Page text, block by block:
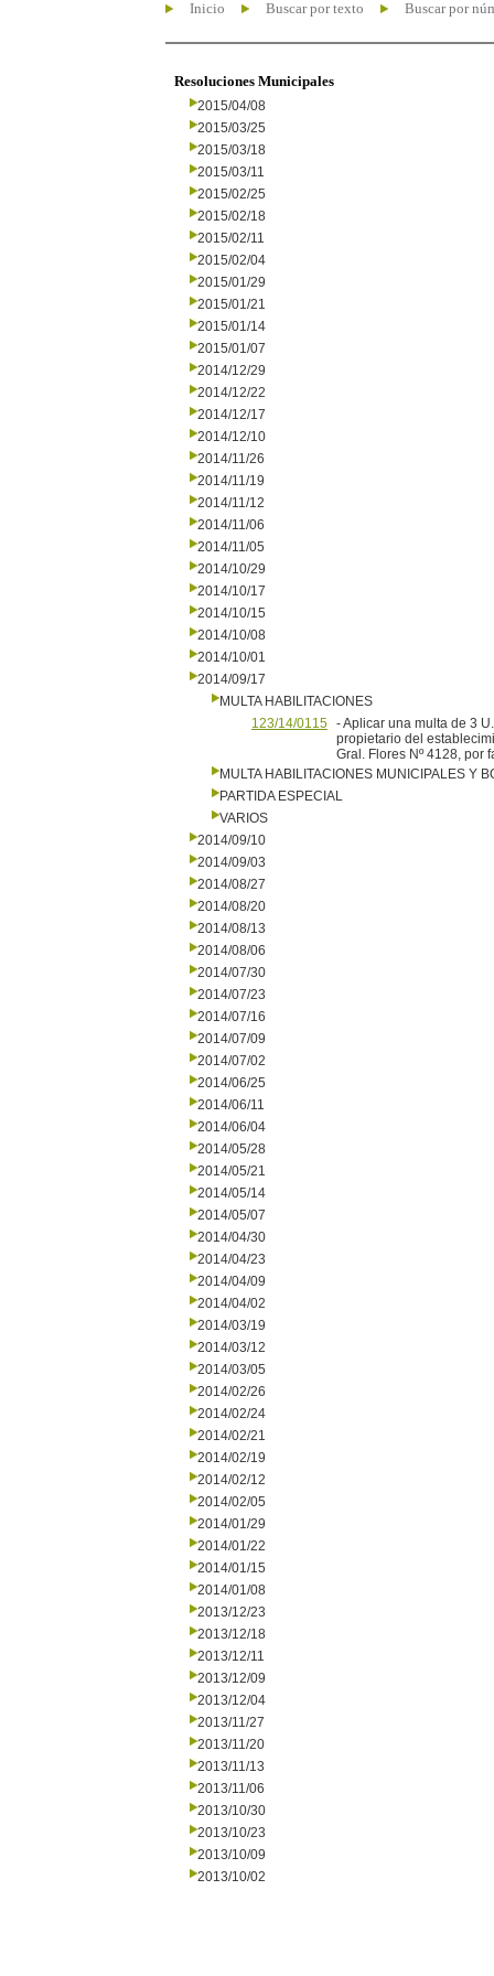
Inicio Buscar por texto Buscar por
Resoluciones Municipales
2015/04/08
2015/03/25
2015/03/18
2015/03/11
2015/02/25
2015/02/18
2015/02/11
2015/02/04
2015/01/29
2015/01/21
2015/01/14
2015/01/07
2014/12/29
2014/12/22
2014/12/17
2014/12/10
2014/11/26
2014/11/19
2014/11/12
2014/11/06
2014/11/05
2014/10/29
2014/10/17
2014/10/15
2014/10/08
2014/10/01
2014/09/17
MULTA HABILITACIONES
123/14/0115 - Aplicar una multa de 3
propietario del
Gral. Flores Nº 4128, por
MULTA HABILITACIONES MUNICIPALES Y
PARTIDA ESPECIAL
VARIOS
2014/09/10
2014/09/03
2014/08/27
2014/08/20
2014/08/13
2014/08/06
2014/07/30
2014/07/23
2014/07/16
2014/07/09
2014/07/02
2014/06/25
2014/06/11
2014/06/04
2014/05/28
2014/05/21
2014/05/14
2014/05/07
2014/04/30
2014/04/23
2014/04/09
2014/04/02
2014/03/19
2014/03/12
2014/03/05
2014/02/26
2014/02/24
2014/02/21
2014/02/19
2014/02/12
2014/02/05
2014/01/29
2014/01/22
2014/01/15
2014/01/08
2013/12/23
2013/12/18
2013/12/11
2013/12/09
2013/12/04
2013/11/27
2013/11/20
2013/11/13
2013/11/06
2013/10/30
2013/10/23
2013/10/09
2013/10/02